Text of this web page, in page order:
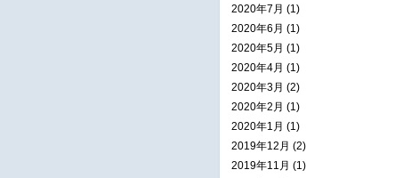
2020年7月 (1)
2020年6月 (1)
2020年5月 (1)
2020年4月 (1)
2020年3月 (2)
2020年2月 (1)
2020年1月 (1)
2019年12月 (2)
2019年11月 (1)